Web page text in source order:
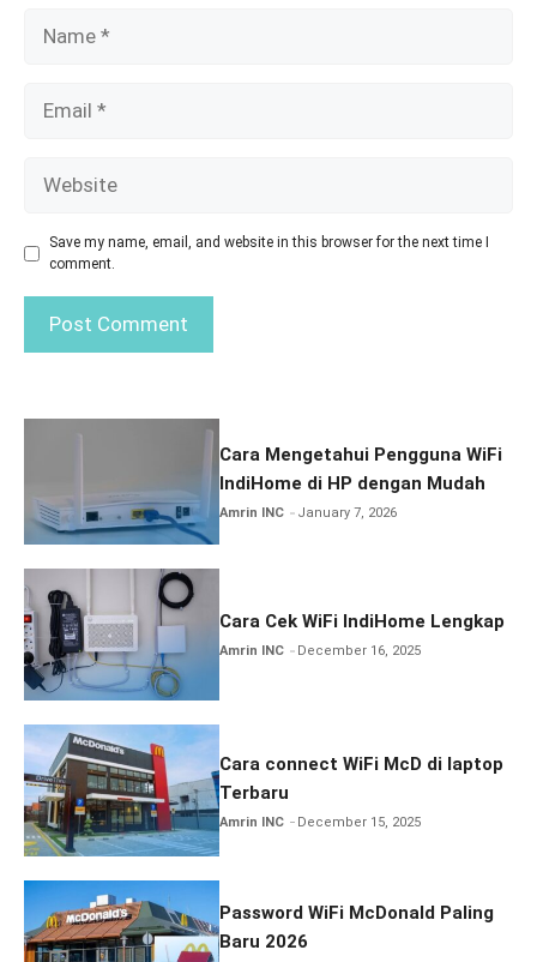
Save my name, email, and website in this browser for the next time I
comment.
Cara Mengetahui Pengguna WiFi
IndiHome di HP dengan Mudah
Amrin INC January 7, 2026
Cara Cek WiFi IndiHome Lengkap
Amrin INC December 16, 2025
Cara connect WiFi McD di laptop
Terbaru
Amrin INC December 15, 2025
Password WiFi McDonald Paling
Baru 2026